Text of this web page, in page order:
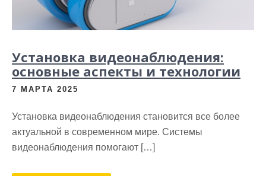
Установка видеонаблюдения:
основные аспекты и технологии
7 МАРТА 2025
Установка видеонаблюдения становится все более
актуальной в современном мире. Системы
видеонаблюдения помогают […]